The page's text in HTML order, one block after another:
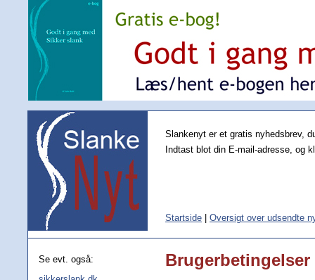
Slankenyt er et gratis nyhedsbrev,
Indtast blot din E-mail-adresse, og
Startside Oversigt over udsendte
Se evt. også:
Brugerbetingelser